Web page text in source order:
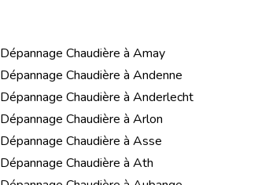
Dépannage Chaudière à Amay
Dépannage Chaudière à Andenne
Dépannage Chaudière à Anderlecht
Dépannage Chaudière à Arlon
Dépannage Chaudière à Asse
Dépannage Chaudière à Ath